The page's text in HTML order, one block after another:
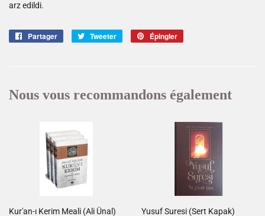
arz edildi.
Partager
PartagerTweeter
Tweeter
Épingler
Nous vous recommandons également
Kur'an-ı Kerim Meali (Ali Ünal) Yusuf Suresi (Sert Kapak)